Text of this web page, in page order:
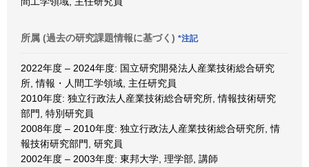
所属 (過去の研究課題情報に基づく) *注記
2022年度 – 2024年度: 国立研究開発法人産業技術総合研究
所, 情報・人間工学領域, 主任研究員
2010年度: 独立行政法人産業技術総合研究所, 情報技術研究
部門, 特別研究員
2008年度 – 2010年度: 独立行政法人産業技術総合研究所, 情
報技術研究部門, 研究員
2002年度 – 2003年度: 東邦大学, 理学部, 講師